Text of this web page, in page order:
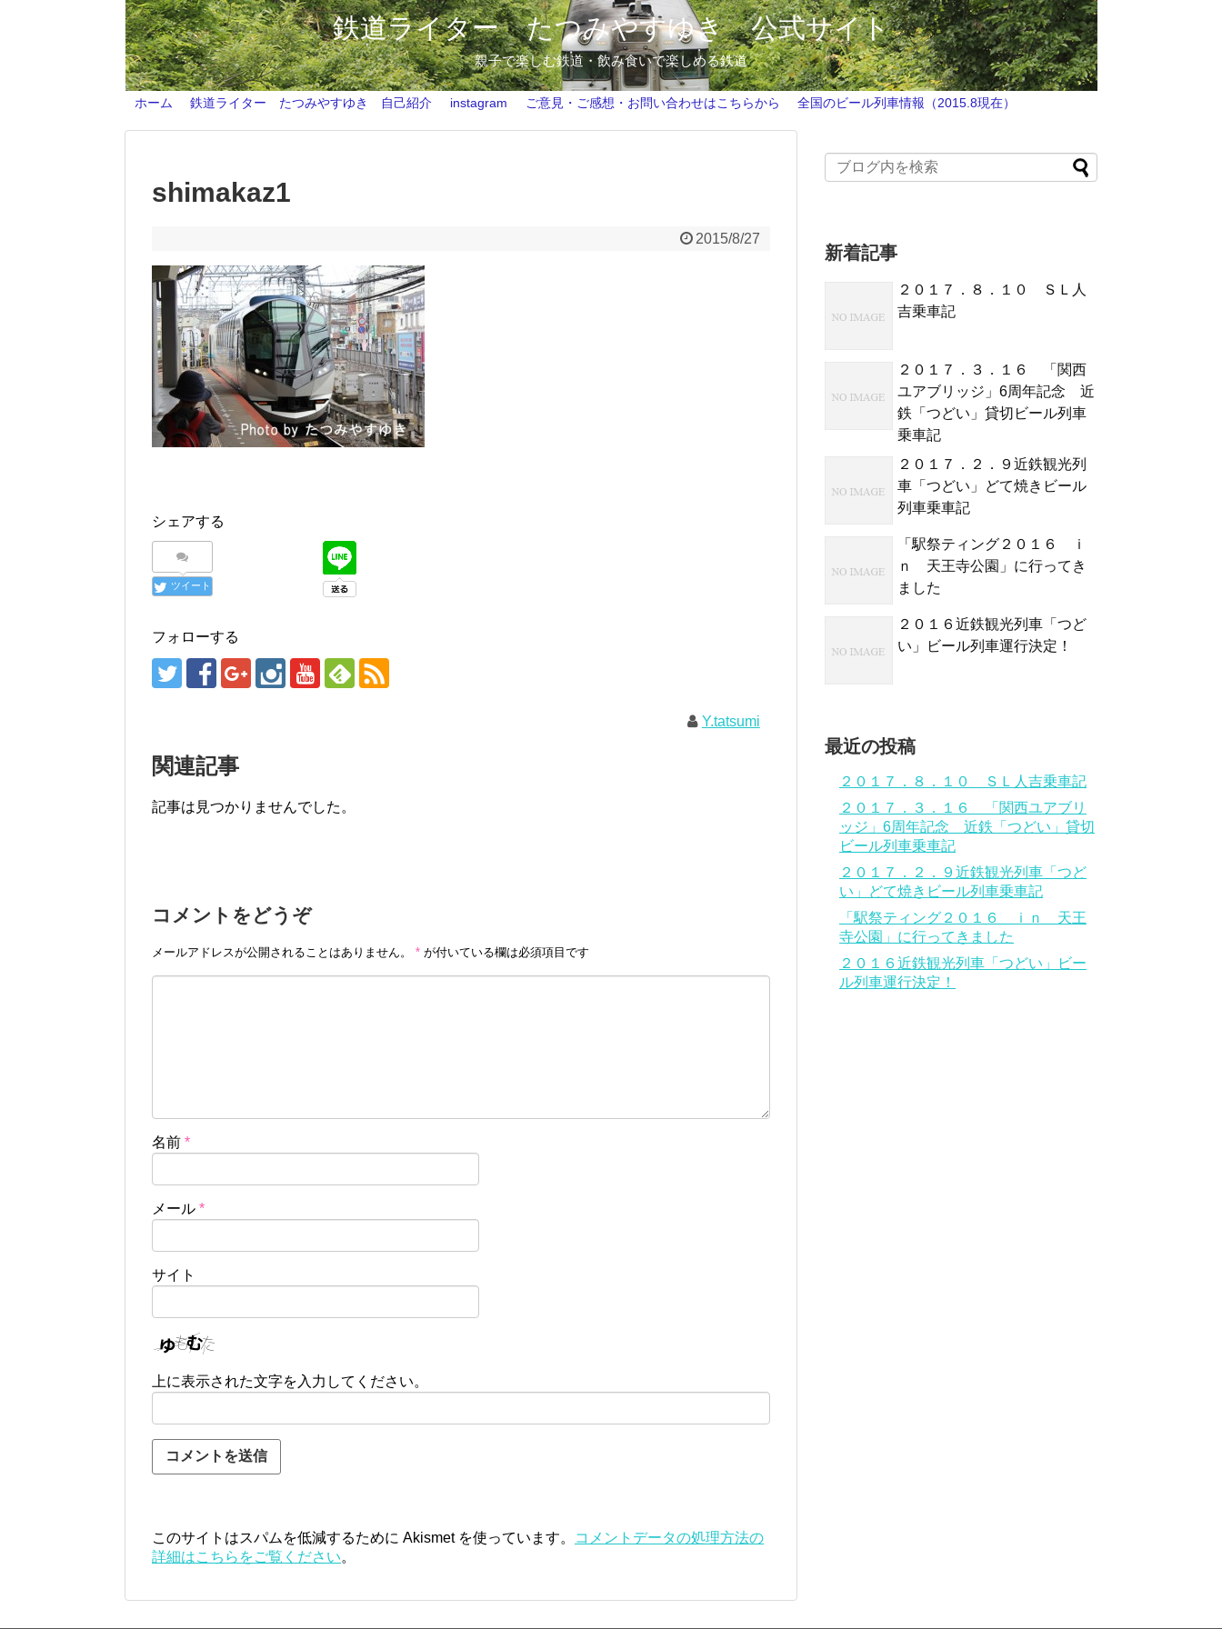
鉄道ライター たつみやすゆき 公式サイト
親子で楽しむ鉄道・飲み食いで楽しめる鉄道
ホーム 鉄道ライター たつみやすゆき 自己紹介 instagram ご意見・ご感想・お問い合わせはこちらから 全国のビール列車情報（2015.8現在）
shimakaz1
2015/8/27
シェアする
ツイート
フォローする
Y.tatsumi
関連記事
記事は見つかりませんでした。
コメントをどうぞ
メールアドレスが公開されることはありません。 * が付いている欄は必須項目です
名前 *
メール *
サイト
上に表示された文字を入力してください。
このサイトはスパムを低減するために Akismet を使っています。
コメントデータの処理方法の
詳細はこちらをご覧ください。
新着記事
２０１７．８．１０ ＳＬ人
吉乗車記
２０１７．３．１６ 「関西
ユアブリッジ」6周年記念 近
鉄「つどい」貸切ビール列車
乗車記
２０１７．２．９近鉄観光列
車「つどい」どて焼きビール
列車乗車記
「駅祭ティング２０１６ ｉ
ｎ 天王寺公園」に行ってき
ました
２０１６近鉄観光列車「つど
い」ビール列車運行決定！
最近の投稿
２０１７．８．１０ ＳＬ人吉乗車記
２０１７．３．１６ 「関西ユアブリ
ッジ」6周年記念 近鉄「つどい」貸切
ビール列車乗車記
２０１７．２．９近鉄観光列車「つど
い」どて焼きビール列車乗車記
「駅祭ティング２０１６ ｉｎ 天王
寺公園」に行ってきました
２０１６近鉄観光列車「つどい」ビー
ル列車運行決定！
ホーム
鉄道ライター たつみやすゆき 自己紹介